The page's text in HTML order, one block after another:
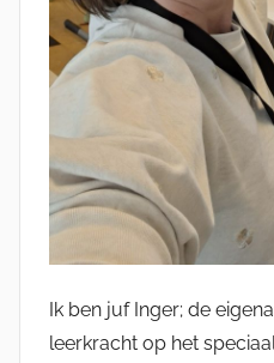
Ik ben juf Inger; de
leerkracht op het